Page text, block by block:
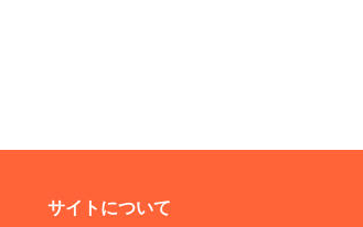
サイトについて